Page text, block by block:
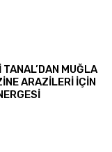
MUĞLA
ARAZİLERİ İÇİN